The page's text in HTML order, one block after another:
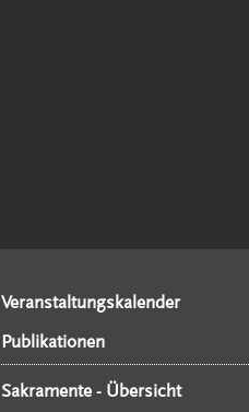
Veranstaltungskalender
Publikationen
Sakramente - Übersicht